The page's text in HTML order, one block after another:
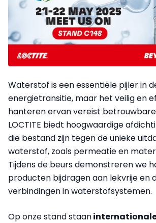
Waterstof is een essentiële pijler in
energietransitie, maar het veilig en
hanteren ervan vereist
LOCTITE biedt hoogwaardige
die bestand zijn tegen de unieke
waterstof, zoals permeatie en
Tijdens de beurs demonstreren we
producten bijdragen aan lekvrije en
verbindingen in waterstofsystemen.
Op onze stand staaninternationale